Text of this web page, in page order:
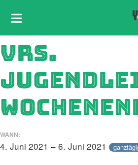
VRS.
WANN:
4. Juni 2021 – 6. Juni 2021